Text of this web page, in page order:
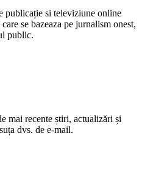
publicație si televiziune online
se bazeaza pe jurnalism onest,
public.
mai recente știri, actualizări și
dvs. de e-mail.